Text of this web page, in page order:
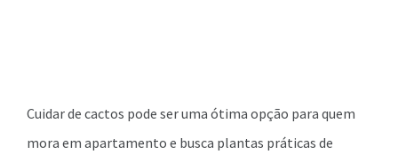
Cuidar de cactos pode ser uma ótima opção para quem
mora em apartamento e busca plantas práticas de